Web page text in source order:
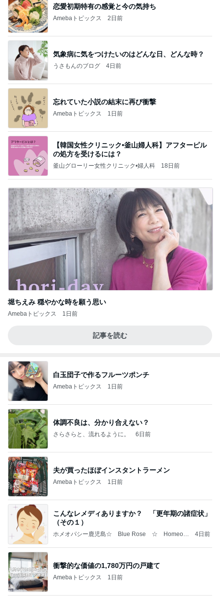
恋愛初期特有の感覚と今の気持ち
Amebaトピックス 2日前
気象病に気をつけたいのはどんな日、どんな時？
うさもんのブログ 4日前
忘れていた小説の結末に再び衝撃
Amebaトピックス 1日前
【韓国女性クリニック•釜山婦人科】アフターピル
の処方を受けるには？
釜山グローリー女性クリニック•婦人科 18日前
堀ちえみ 穏やかな時を願う思い
Amebaトピックス 1日前
記事を読む
白玉団子で作るフルーツポンチ
Amebaトピックス 1日前
体調不良は、分かり合えない？
さらさらと、流れるように。 6日前
夫が買ったほぼインスタントラーメン
Amebaトピックス 1日前
こんなレメディありますか？ 「更年期の諸症状」
（その１）
ホメオパシー鹿児島☆ Blue Rose ☆ Homeop
4日前
衝撃的な価値の1,780万円の戸建て
Amebaトピックス 1日前